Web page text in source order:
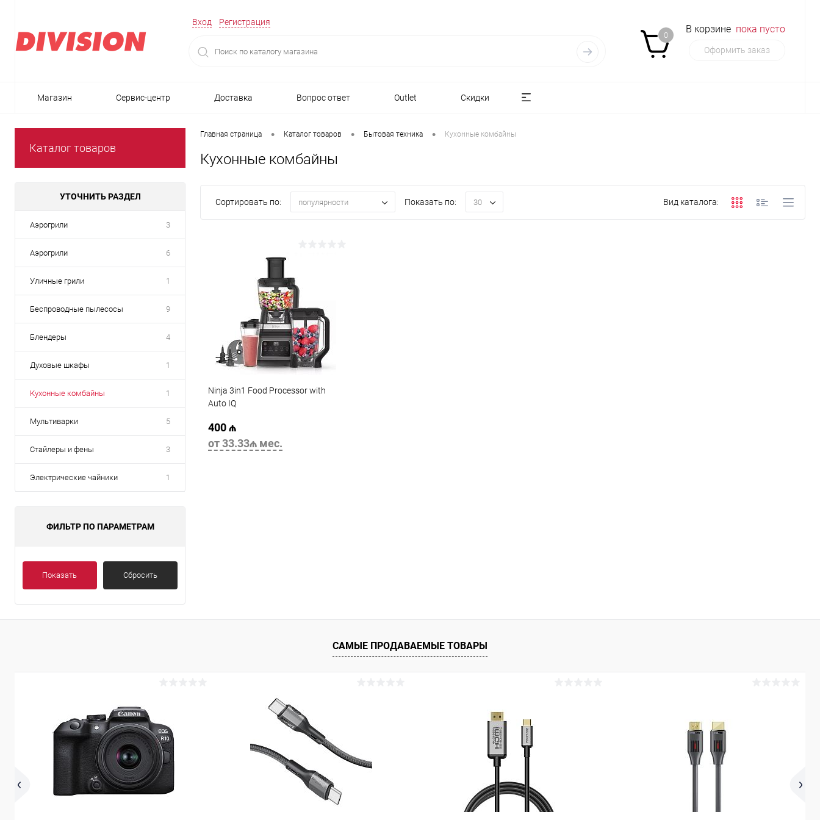
Вход Регистрация
0
В корзине пока пусто
Оформить заказ
Магазин Сервис-центр Доставка Вопрос ответ Outlet Скидки
Каталог товаров
УТОЧНИТЬ РАЗДЕЛ
Аэрогрили 3
Аэрогрили 6
Уличные грили 1
Беспроводные пылесосы 9
Блендеры 4
Духовые шкафы 1
Кухонные комбайны 1
Мультиварки 5
Стайлеры и фены 3
Электрические чайники 1
ФИЛЬТР ПО ПАРАМЕТРАМ
Показать Сбросить
Главная страница • Каталог товаров • Бытовая техника • Кухонные комбайны
Кухонные комбайны
Сортировать по: популярности Показать по: 30 Вид каталога:
Ninja 3in1 Food Processor with
Auto IQ
400 ₼
от 33.33₼ мес.
САМЫЕ ПРОДАВАЕМЫЕ ТОВАРЫ